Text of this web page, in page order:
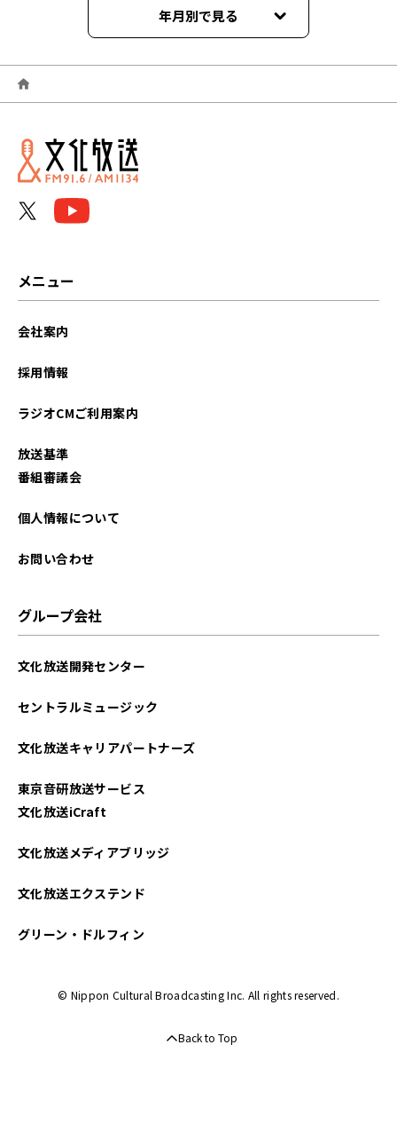
年月別で見る
2026年08月
2026年07月
2026年06月
2025年09月
2025年06月
2025年01月
2024年12月
2024年11月
メニュー
会社案内
採用情報
ラジオCMご利用案内
放送基準
番組審議会
個人情報について
お問い合わせ
グループ会社
文化放送開発センター
セントラルミュージック
文化放送キャリアパートナーズ
東京音研放送サービス
文化放送iCraft
文化放送メディアブリッジ
文化放送エクステンド
グリーン・ドルフィン
© Nippon Cultural Broadcasting Inc. All rights reserved.
Back to Top